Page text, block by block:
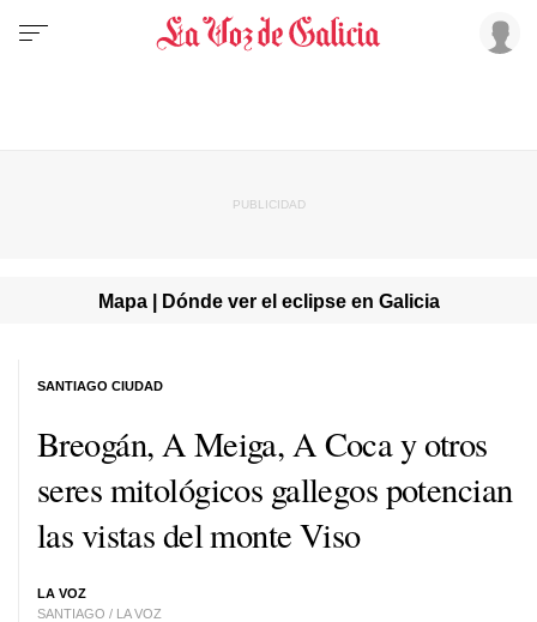
Mapa | Dónde ver el eclipse en Galicia
Breogán, A Meiga, A Coca y otros
seres mitológicos gallegos potencian
las vistas del monte Viso
LA VOZ
SANTIAGO / LA VOZ
SANTIAGO CIUDAD